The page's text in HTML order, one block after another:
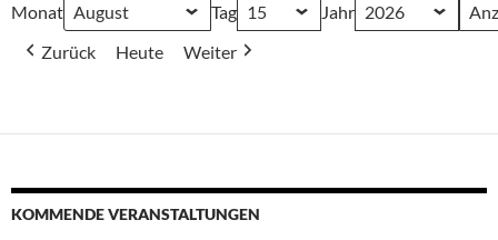
Monat
Tag
Jahr
Zurück
Heute Weiter
KOMMENDE VERANSTALTUNGEN